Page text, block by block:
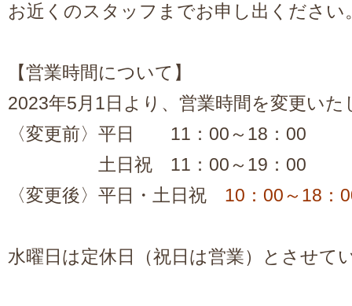
お近くのスタッフまでお申し出ください
【営業時間について】
2023年5月1日 より、営業時間を変更いた
〈変更前〉平日 11：00～ 18：00
土日祝 11：00～ 19：00
〈変更後〉平日・土日祝 10：00～ 18：
水曜日は定休日（祝日は営業）とさせて